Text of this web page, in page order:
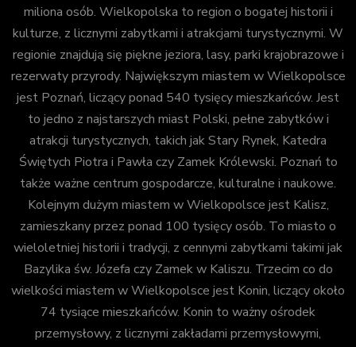
miliona osób. Wielkopolska to region o bogatej historii i
kulturze, z licznymi zabytkami i atrakcjami turystycznymi. W
regionie znajdują się piękne jeziora, lasy, parki krajobrazowe i
rezerwaty przyrody. Największym miastem w Wielkopolsce
jest Poznań, liczący ponad 540 tysięcy mieszkańców. Jest
to jedno z najstarszych miast Polski, pełne zabytków i
atrakcji turystycznych, takich jak Stary Rynek, Katedra
Świętych Piotra i Pawła czy Zamek Królewski. Poznań to
także ważne centrum gospodarcze, kulturalne i naukowe.
Kolejnym dużym miastem w Wielkopolsce jest Kalisz,
zamieszkany przez ponad 100 tysięcy osób. To miasto o
wieloletniej historii i tradycji, z cennymi zabytkami takimi jak
Bazylika św. Józefa czy Zamek w Kaliszu. Trzecim co do
wielkości miastem w Wielkopolsce jest Konin, liczący około
74 tysiące mieszkańców. Konin to ważny ośrodek
przemysłowy, z licznymi zakładami przemysłowymi,